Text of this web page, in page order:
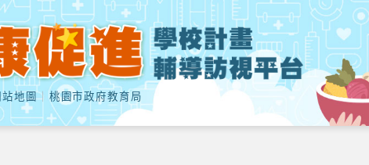
站地圖｜ 桃園市政府教育局